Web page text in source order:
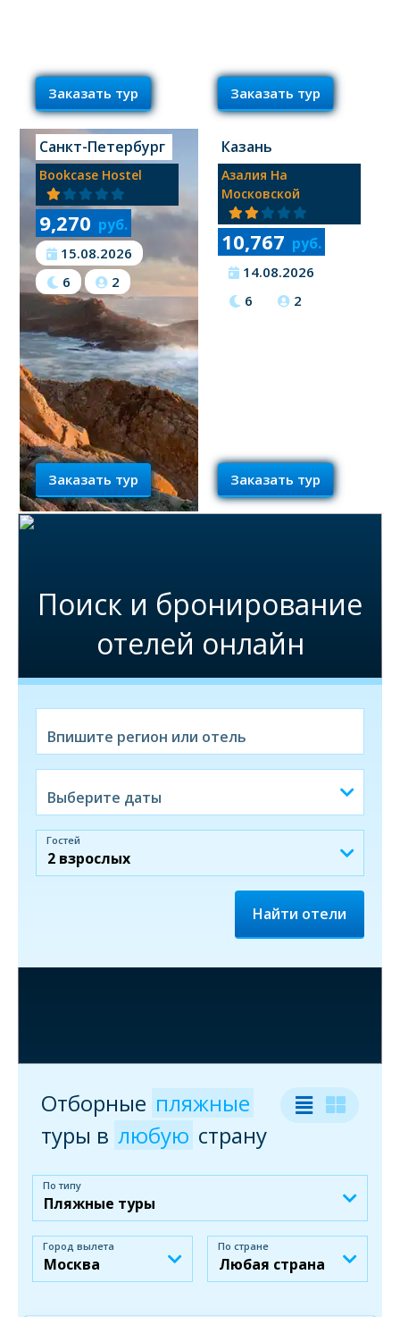
Заказать тур Заказать тур
Санкт-Петербург
Bookcase Hostel
9,270 руб.
15.08.2026
6
2
Заказать тур
Казань
Азалия На
Московской
10,767 руб.
14.08.2026
6
2
Заказать тур
Поиск и бронирование
отелей онлайн
Гостей
Найти отели
Отборные пляжные
туры в любую страну
По типу
Город вылета По стране